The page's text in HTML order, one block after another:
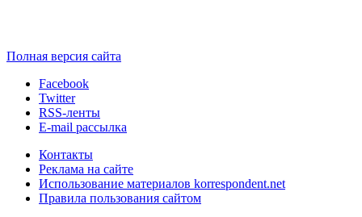
Полная версия сайта
Facebook
Twitter
RSS-ленты
E-mail рассылка
Контакты
Реклама на сайте
Использование материалов korrespondent.net
Правила пользования сайтом